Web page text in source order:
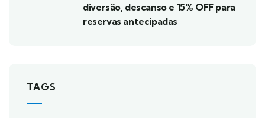
diversão, descanso e 15% OFF para
reservas antecipadas
TAGS